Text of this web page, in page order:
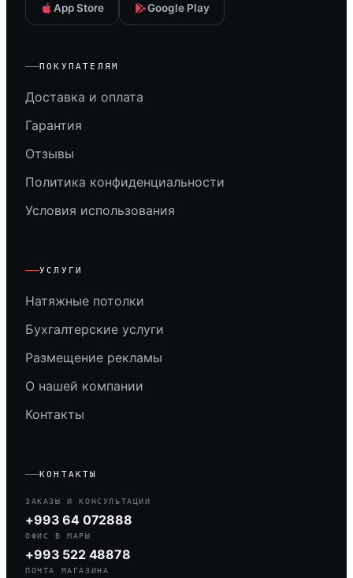
App Store Google Play
ПОКУПАТЕЛЯМ
Доставка и оплата
Гарантия
Отзывы
Политика конфиденциальности
Условия использования
УСЛУГИ
Натяжные потолки
Бухгалтерские услуги
Размещение рекламы
О нашей компании
Контакты
КОНТАКТЫ
ЗАКАЗЫ И КОНСУЛЬТАЦИИ
+993 64 072888
ОФИС В МАРЫ
+993 522 48878
ПОЧТА МАГАЗИНА